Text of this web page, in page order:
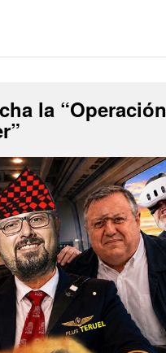
la “Operación